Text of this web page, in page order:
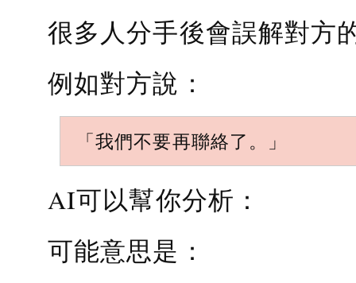
很多人分手後會誤解對方
例如對方說：
「我們不要再聯絡了。」
AI可以幫你分析：
可能意思是：